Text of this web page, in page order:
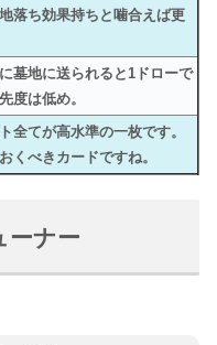
落ち効果持ちと噛合えば更
墓地に送られると1ドローで
度は低め。
全てが高水準の一枚です。
くべきカードですね。
ーナー